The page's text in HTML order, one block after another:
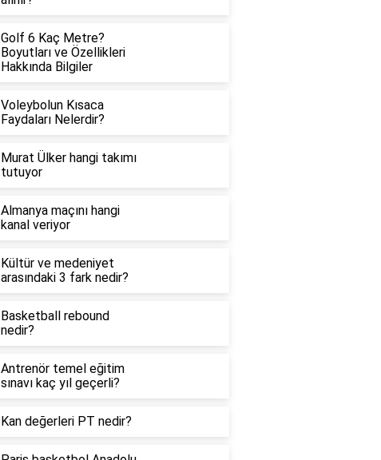
Golf 6 Kaç Metre?
Boyutları ve Özellikleri
Hakkında Bilgiler
Voleybolun Kısaca
Faydaları Nelerdir?
Murat Ülker hangi takımı
tutuyor
Almanya maçını hangi
kanal veriyor
Kültür ve medeniyet
arasındaki 3 fark nedir?
Basketball rebound
nedir?
Antrenör temel eğitim
sınavı kaç yıl geçerli?
Kan değerleri PT nedir?